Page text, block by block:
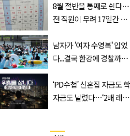
8월 절반을 통째로 쉰다…
전 직원이 무려 17일간 휴
남자가 '여자 수영복' 입었
다...결국 한강에 경찰까지
‘PD수첩’ 신혼집 자금도 학
자금도 날렸다…‘2배 레버